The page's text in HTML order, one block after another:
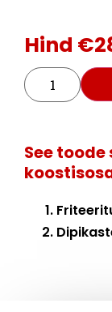
Hind €
See